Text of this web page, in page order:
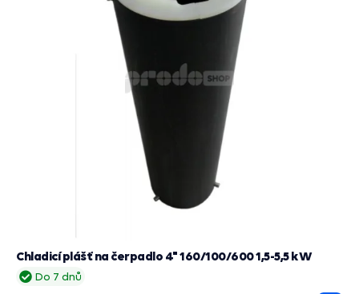
Do 7 dnů
Chladicí plášť na čerpadlo 4" 160/100/600 1,5-5,5 kW